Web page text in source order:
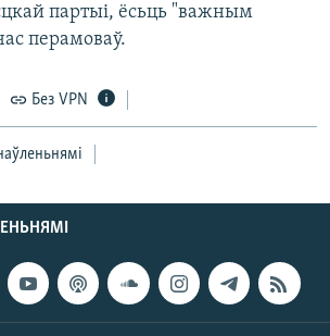
партыі, ёсьць "важным
перамоваў.
Без VPN